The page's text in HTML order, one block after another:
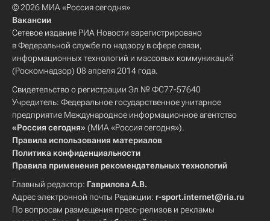
© 2026 МИА «Россия сегодня»
Вакансии
Сетевое издание РИА Новости зарегистрировано
в Федеральной службе по надзору в сфере связи,
информационных технологий и массовых коммуникаций
(Роскомнадзор) 08 апреля 2014 года.
Свидетельство о регистрации Эл № ФС77-57640
Учредитель: Федеральное государственное унитарное
предприятие Международное информационное агентство
«Россия сегодня» (МИА «Россия сегодня»).
Правила использования материалов
Политика конфиденциальности
Правила применения рекомендательных технологий
Главный редактор: Гаврилова А.В.
Адрес электронной почты Редакции: r-sport.internet@ria.ru
По вопросам размещения пресс-релизов и рекламы